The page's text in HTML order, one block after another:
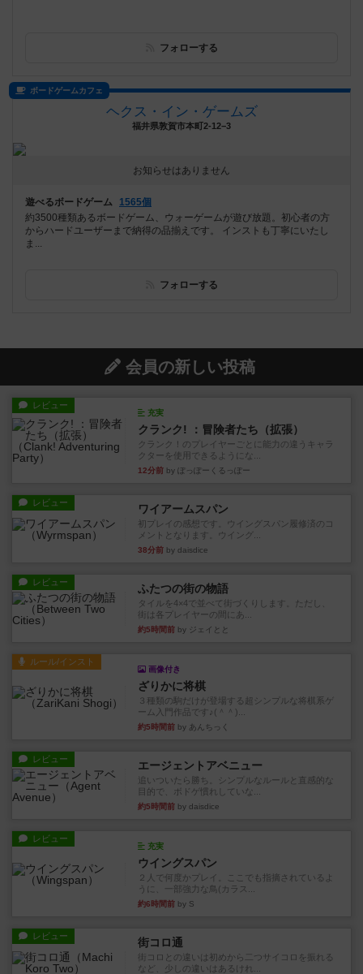
フォローする
ボードゲームカフェ
ヘクス・イン・ゲームズ
福井県敦賀市本町2-12−3
お知らせはありません
遊べるボードゲーム
1565個
約3500種類あるボードゲーム、ウォーゲームが遊び放題。初心者の方
からハードユーザーまで納得の品揃えです。 インストも丁寧にいたし
ま...
フォローする
会員の新しい投稿
レビュー
充実
クランク! ：冒険者たち（拡張）
クランク！のプレイヤーごとに能力の違うキャラ
クターを使用できるようにな...
12分前 by ぽっぽーくるっぽー
レビュー ワイアームスパン
初プレイの感想です。ウイングスパン履修済のコ
メントとなります。ウイング...
38分前 by daisdice
レビュー ふたつの街の物語
タイルを4×4で並べて街づくりします。ただし、
街は各プレイヤーの間にあ...
約5時間前 by ジェイとと
ルール/インスト
画像付き
ざりかに将棋
３種類の駒だけが登場する超シンプルな将棋系ゲ
ーム入門作品です♪(＾＾)...
約5時間前 by あんちっく
レビュー エージェントアベニュー
追いついたら勝ち。シンプルなルールと直感的な
目的で、ボドゲ慣れしていな...
約5時間前 by daisdice
レビュー
充実
ウイングスパン
２人で何度かプレイ。ここでも指摘されているよ
うに、一部強力な鳥(カラス...
約6時間前 by S
レビュー 街コロ通
街コロとの違いは初めから二つサイコロを振れる
など、少しの違いはあるけれ...